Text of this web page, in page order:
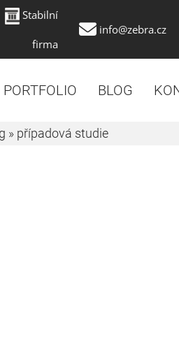
Stabilní
firma
info@zebra.cz
PORTFOLIO BLOG
» případová studie